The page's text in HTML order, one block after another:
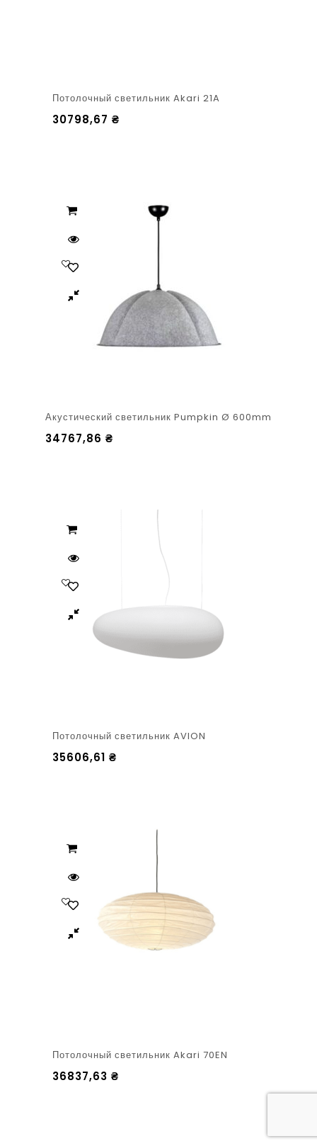
Потолочный светильник Akari 21A
30798,67 ₴
Акустический светильник Pumpkin Ø 600mm
34767,86 ₴
Потолочный светильник AVION
35606,61 ₴
Потолочный светильник Akari 70EN
36837,63 ₴